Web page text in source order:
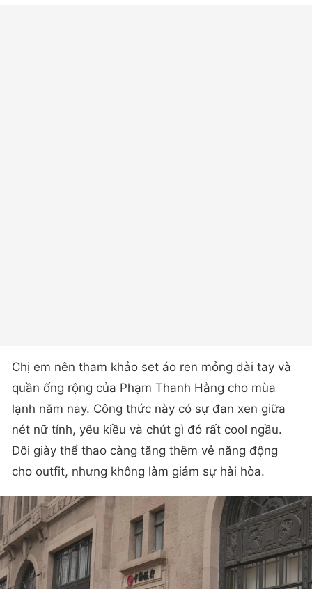
Chị em nên tham khảo set áo ren mỏng dài tay và
quần ống rộng của Phạm Thanh Hằng cho mùa
lạnh năm nay. Công thức này có sự đan xen giữa
nét nữ tính, yêu kiều và chút gì đó rất cool ngầu.
Đôi giày thể thao càng tăng thêm vẻ năng động
cho outfit, nhưng không làm giảm sự hài hòa.